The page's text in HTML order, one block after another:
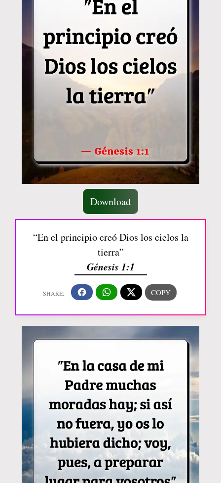
Download
“En el principio creó Dios los cielos la
tierra”
Génesis 1:1